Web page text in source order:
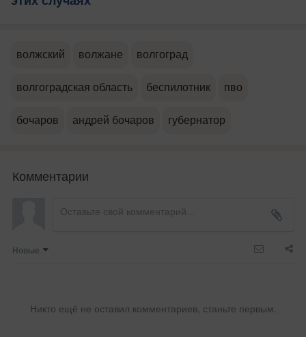
волжский волжане волгоград
волгоградская область беспилотник пво
бочаров андрей бочаров губернатор
Комментарии
Новые
Никто ещё не оставил комментариев, станьте первым.